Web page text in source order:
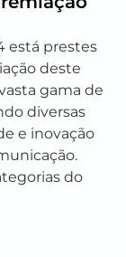
está prestes
deste
gama de
diversas
e inovação
do